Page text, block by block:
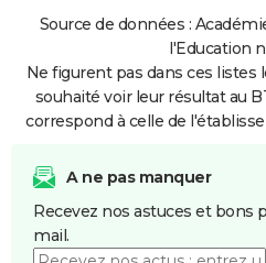
Source de données :
l'Education
Ne figurent pas dans ces
souhaité voir leur résultat au
correspond à celle de
A ne pas manquer
Recevez nos astuces et bons
mail.